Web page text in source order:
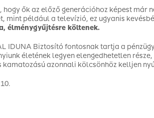
hogy ők az előző generációhoz képest
mint például a televízió, ez ugyanis
élménygyűjtésre költenek.
IDUNA Biztosító fontosnak tartja a
életének legyen elengedhetetlen
kamatozású azonnali kölcsönhöz kelljen